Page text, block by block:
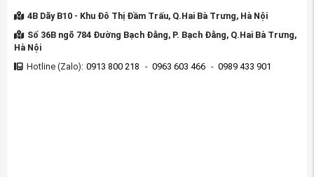
4B Dãy B10 - Khu Đô Thị Đầm Trấu, Q.Hai Bà Trưng, Hà Nội
Số 36B ngõ 784 Đường Bạch Đằng, P. Bạch Đằng, Q.Hai Bà Trưng,
Hà Nội
Hotline (Zalo): 0913 800 218 - 0963 603 466 - 0989 433 901